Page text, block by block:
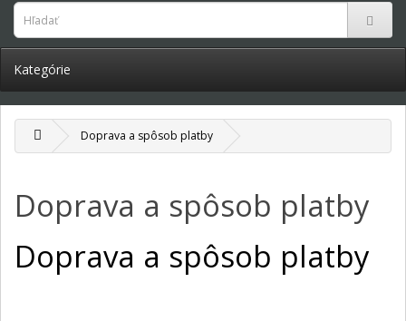
Kategórie
Doprava a spôsob platby
Doprava a spôsob platby
Doprava a spôsob platby